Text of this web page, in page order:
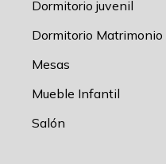
Dormitorio juvenil
Dormitorio Matrimonio
Mesas
Mueble Infantil
Salón